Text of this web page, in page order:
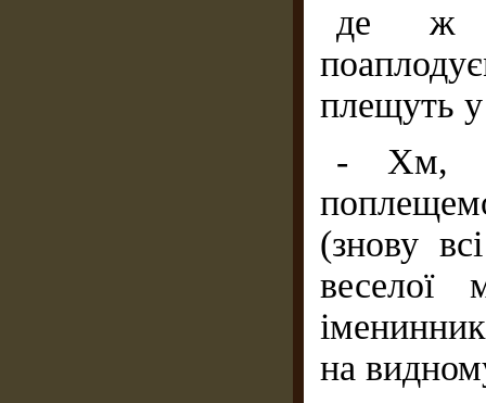
де ж
плещуть
- Хм,
(знову
веселої
на